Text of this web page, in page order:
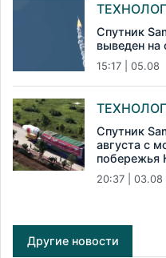
Спутник
выведен на
15:17 | 05.08
Спутник
августа с
побережья
20:37 | 03.08
Другие новости